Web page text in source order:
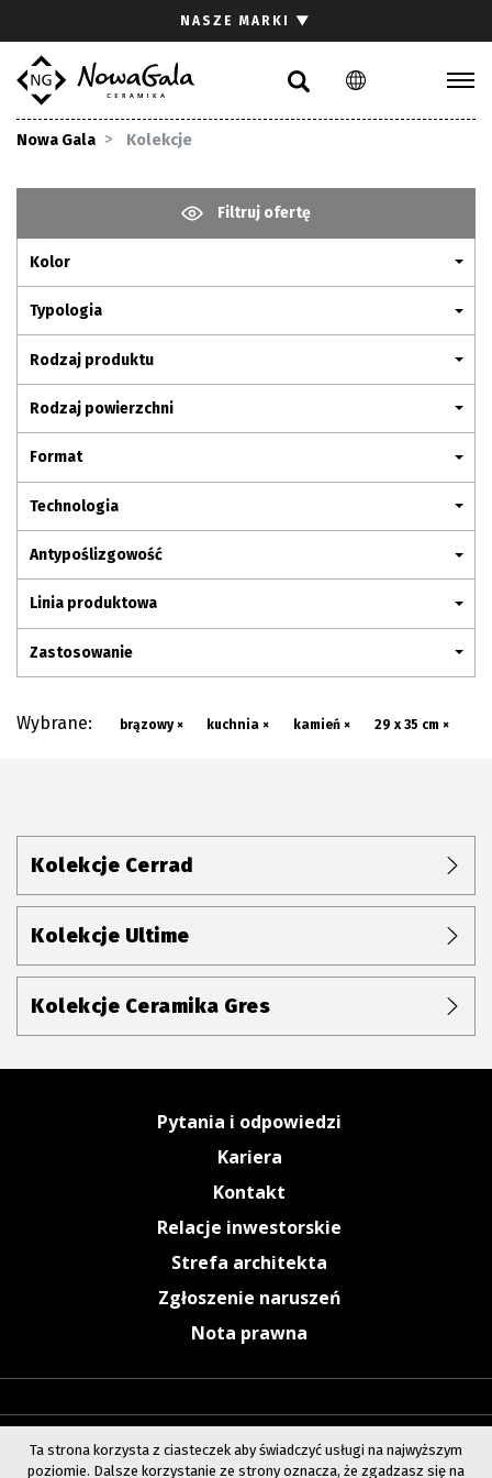
PL EN
NASZE MARKI ▼
Nowa Gala Kolekcje
Filtruj ofertę
Kolor
Typologia
Rodzaj produktu
Rodzaj powierzchni
Format
Technologia
Antypoślizgowość
Linia produktowa
Zastosowanie
Wybrane: brązowy × kuchnia × kamień × 29 x 35 cm ×
Kolekcje Cerrad
Kolekcje Ultime
Kolekcje Ceramika Gres
Pytania i odpowiedzi
Kariera
Kontakt
Relacje inwestorskie
Strefa architekta
Zgłoszenie naruszeń
Nota prawna
Gdzie kupić
Pliki do pobrania
Pytania i odpowiedzi
Kariera
Kontakt
Komunikacja z akcjonariuszami
Ta strona korzysta z ciasteczek aby świadczyć usługi na najwyższym
poziomie. Dalsze korzystanie ze strony oznacza, że zgadzasz się na